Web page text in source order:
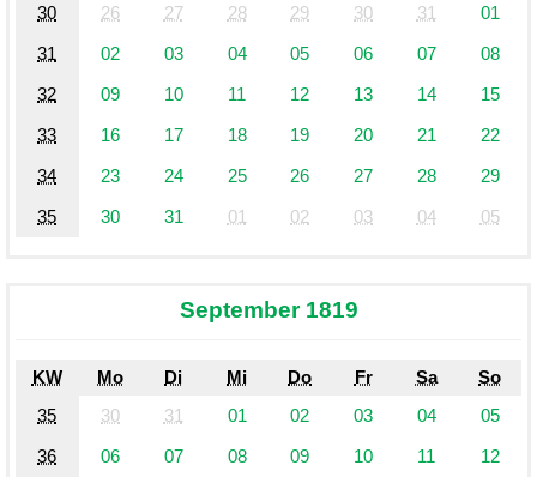
30
26 27 28 29 30 31
01
31
02 03 04 05 06 07
08
32
09 10 11 12 13 14
15
33
16 17 18 19 20 21
22
34
23 24 25 26 27 28
29
35
30 31 01 02 03 04 05
September 1819
KW Mo Di Mi Do Fr Sa
So
35
30 31 01 02 03 04
05
36
06 07 08 09 10 11
12